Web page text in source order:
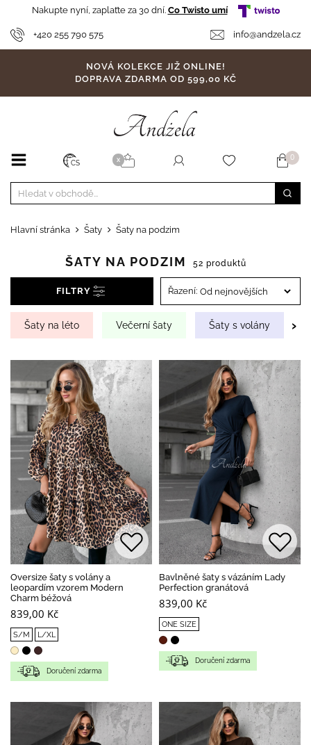
Nakupte nyní, zaplaťte za 30 dní. Co Twisto umí
+420 255 790 575 info@andzela.cz
NOVÁ KOLEKCE JIŽ ONLINE!
DOPRAVA ZDARMA OD 599,00 KČ
CS X 0
Hlavní stránka Šaty Šaty na podzim
ŠATY NA PODZIM 52 produktů
FILTRY Řazení:
Šaty na léto Večerní šaty Šaty s volány ›
Oversize šaty s volány a
leopardím vzorem Modern
Charm béžová
839,00 Kč
S/M L/XL
Doručení zdarma
Bavlněné šaty s vázáním Lady
Perfection granátová
839,00 Kč
ONE SIZE
Doručení zdarma